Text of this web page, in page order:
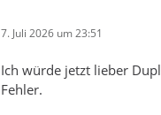
7. Juli 2026 um 23:51
Ich würde jetzt lieber
Fehler.